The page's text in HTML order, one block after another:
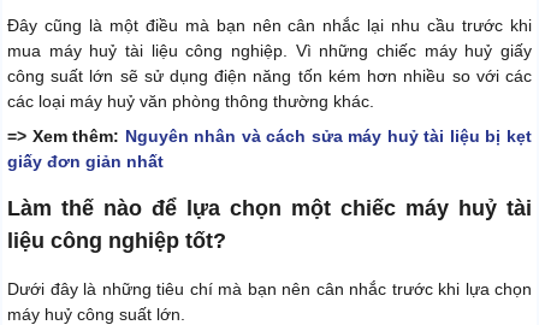
Đây cũng là một điều mà bạn nên cân nhắc lại nhu cầu trước khi
mua máy huỷ tài liệu công nghiệp. Vì những chiếc máy huỷ giấy
công suất lớn sẽ sử dụng điện năng tốn kém hơn nhiều so với các
các loại máy huỷ văn phòng thông thường khác.
=> Xem thêm: Nguyên nhân và cách sửa máy huỷ tài liệu bị kẹt
giấy đơn giản nhất
Làm thế nào để lựa chọn một chiếc máy huỷ tài
liệu công nghiệp tốt?
Dưới đây là những tiêu chí mà bạn nên cân nhắc trước khi lựa chọn
máy huỷ công suất lớn.